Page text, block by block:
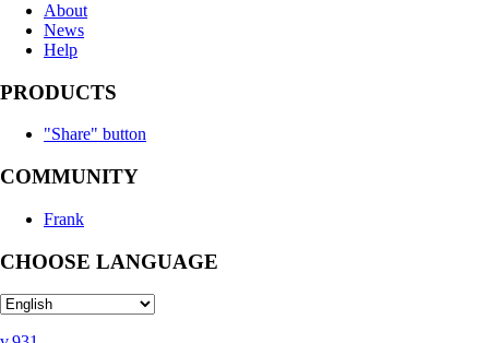
About
News
Help
PRODUCTS
"Share" button
COMMUNITY
Frank
CHOOSE LANGUAGE